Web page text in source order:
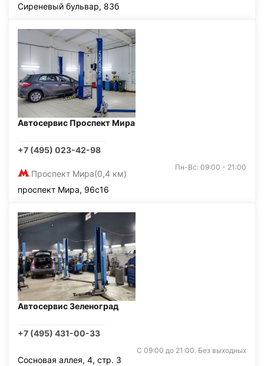
Сиреневый бульвар, 83б
Автосервис Проспект Мира
+7 (495) 023-42-98
Проспект Мира(0,4 км)
Пн-Вс: 09:00 - 21:00
проспект Мира, 96с16
Автосервис Зеленоград
+7 (495) 431-00-33
С 09:00 до 21:00. Без выходных
Сосновая аллея, 4, стр. 3